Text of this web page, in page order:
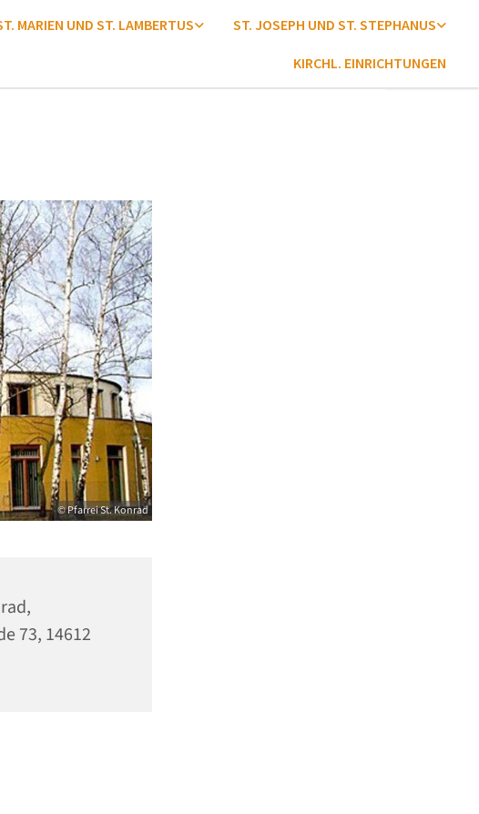
MARIEN UND ST. LAMBERTUS ST. JOSEPH UND ST. STEPHANUS
KIRCHL. EINRICHTUNGEN
© Pfarrei St. Konrad
73, 14612